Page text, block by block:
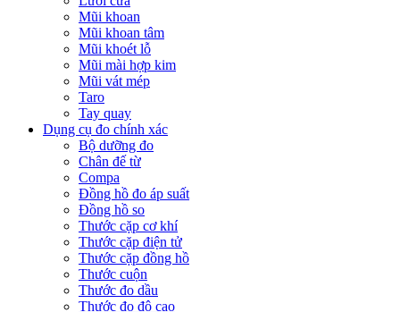
Mũi khoan
Mũi khoan tâm
Mũi khoét lỗ
Mũi mài hợp kim
Mũi vát mép
Taro
Tay quay
Dụng cụ đo chính xác
Bộ dưỡng đo
Chân đế từ
Compa
Đồng hồ đo áp suất
Đồng hồ so
Thước cặp cơ khí
Thước cặp điện tử
Thước cặp đồng hồ
Thước cuộn
Thước đo dầu
Thước đo độ cao